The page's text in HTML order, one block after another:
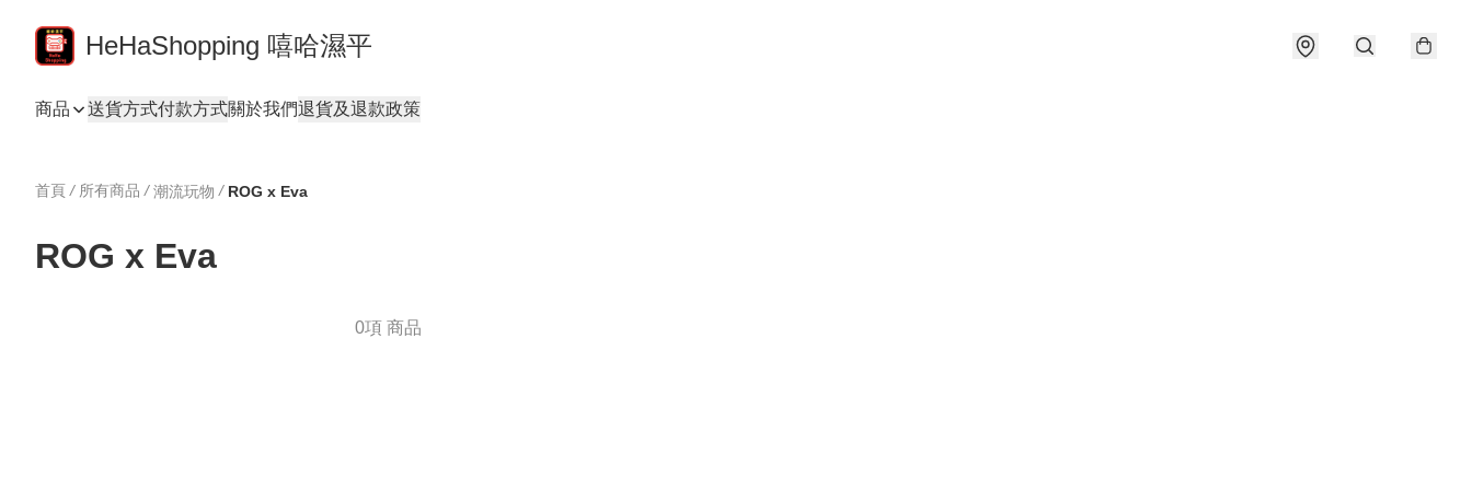
HeHaShopping 嘻哈濕平
商品 送貨方式付款方式關於我們退貨及退款政策
首頁 / 所有商品 / 潮流玩物 / ROG x Eva
ROG x Eva
0項 商品